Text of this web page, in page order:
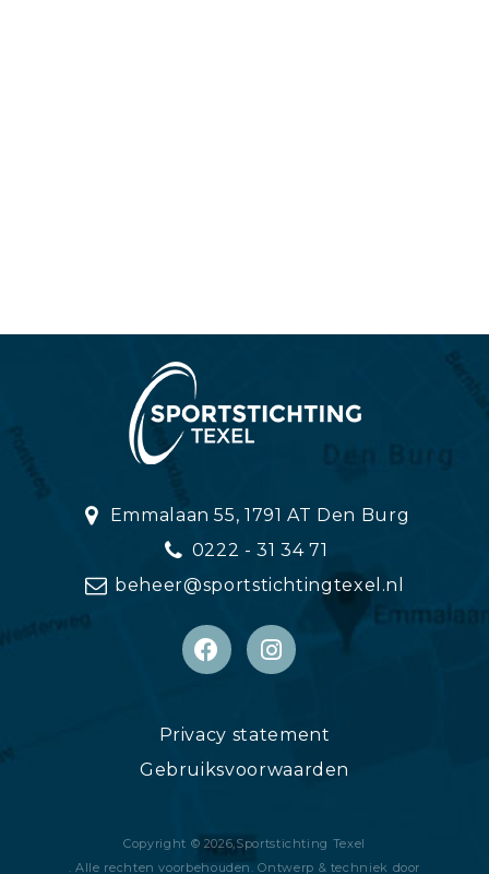
Emmalaan 55, 1791 AT Den Burg
0222 - 31 34 71
beheer@sportstichtingtexel.nl
Privacy statement
Gebruiksvoorwaarden
Copyright © 2026,Sportstichting Texel
. Alle rechten voorbehouden. Ontwerp & techniek door